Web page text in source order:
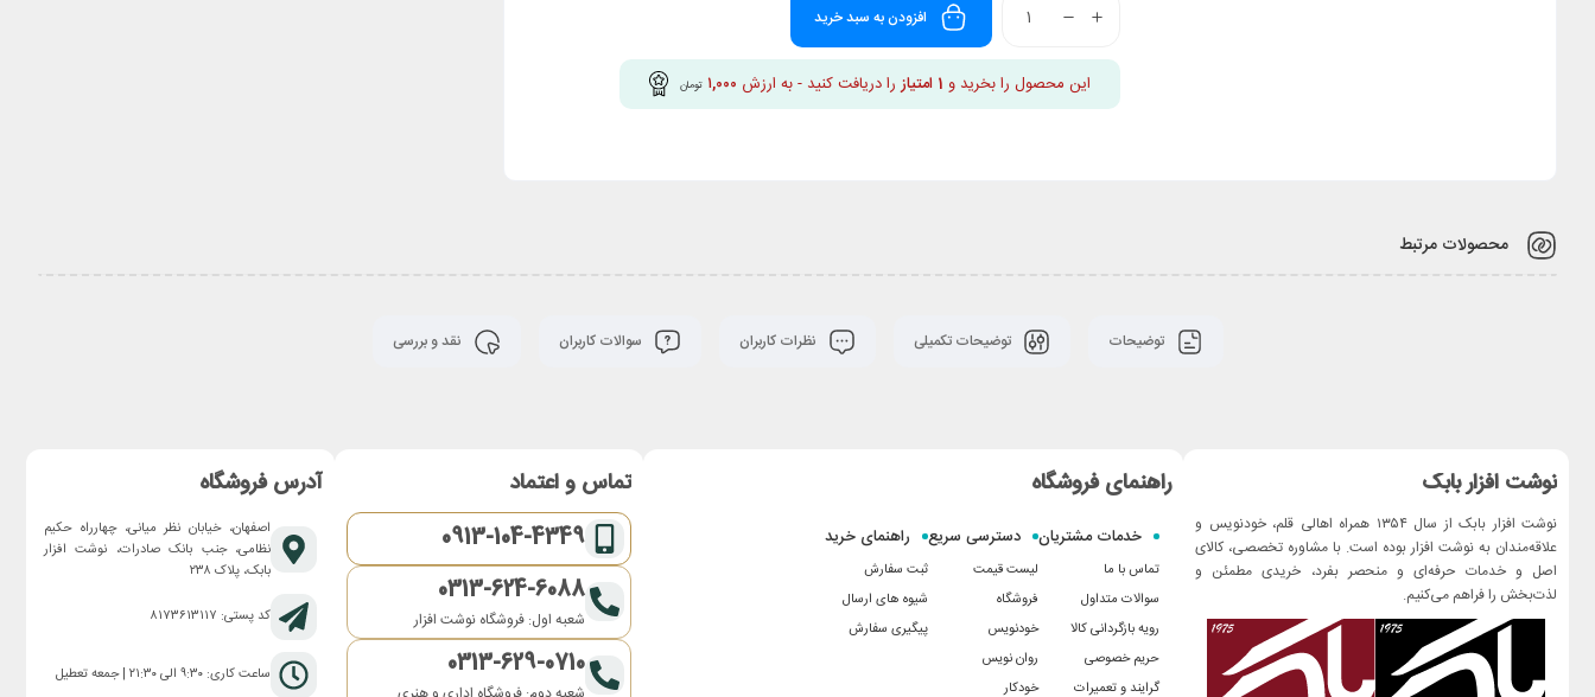
افزودن به سبد خرید
این محصول را بخرید و 1 امتیازرا دریافت کنید - به ارزش ۱,۰۰۰ تومان
محصولات مرتبط
توضیحات توضیحات تکمیلی نظرات کاربران سوالات کاربران نقد و بررسی
نوشت افزار بابک
نوشت افزار بابک از سال ۱۳۵۴ همراه اهالی قلم، خودنویس و
علاقه‌مندان به نوشت افزار بوده است. با مشاوره تخصصی، کالای
اصل و خدمات حرفه‌ای و منحصر بفرد، خریدی مطمئن و
لذت‌بخش را فراهم می‌کنیم.
راهنمای فروشگاه
خدمات مشتریان
تماس با ما
سوالات متداول
رویه بازگردانی کالا
حریم خصوصی
گرایند و تعمیرات
دسترسی سریع
لیست قیمت
فروشگاه
خودنویس
روان نویس
خودکار
راهنمای خرید
ثبت سفارش
شیوه های ارسال
پیگیری سفارش
تماس و اعتماد
0913-104-4349
0313-624-6088
شعبه اول: فروشگاه نوشت افزار
0313-629-0710
آدرس فروشگاه
اصفهان، خیابان نظر میانی، چهارراه حکیم
نظامی، جنب بانک صادرات، نوشت افزار
بابک، پلاک ۲۳۸
کد پستی: ۸۱۷۳۶۱۳۱۱۷
ساعت کاری: ۹:۳۰ الی ۲۱:۳۰ | جمعه تعطیل